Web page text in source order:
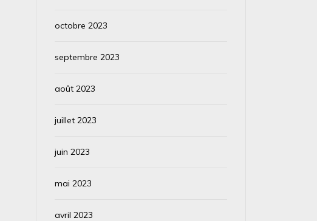
octobre 2023
septembre 2023
août 2023
juillet 2023
juin 2023
mai 2023
avril 2023